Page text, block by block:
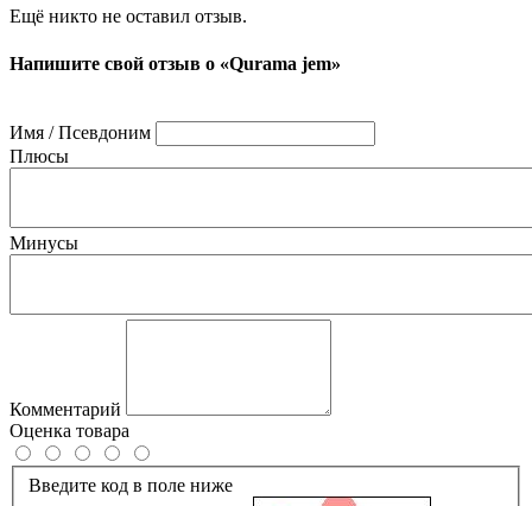
Ещё никто не оставил отзыв.
Напишите свой отзыв о «Qurama jem»
Имя / Псевдоним
Плюсы
Минусы
Комментарий
Оценка товара
Введите код в поле ниже